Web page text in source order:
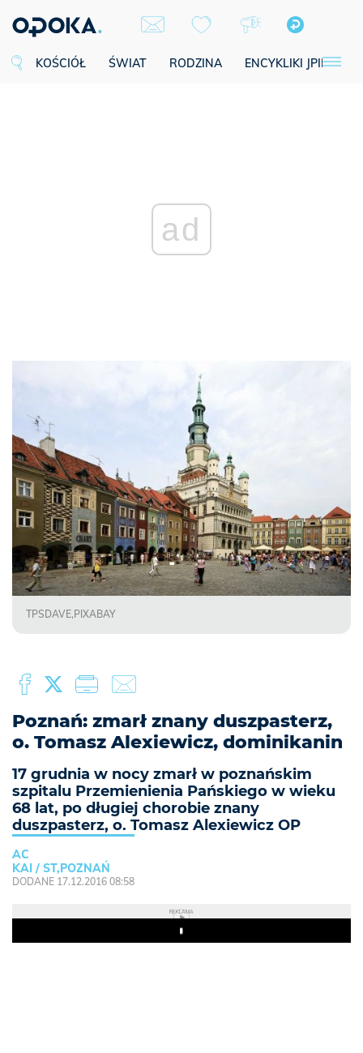
KOŚCIÓŁ ŚWIAT RODZINA ENCYKLIKI JPII
ad
TPSDAVE,PIXABAY
Poznań: zmarł znany duszpasterz,
o. Tomasz Alexiewicz, dominikanin
17 grudnia w nocy zmarł w poznańskim
szpitalu Przemienienia Pańskiego w wieku
68 lat, po długiej chorobie znany
duszpasterz, o. Tomasz Alexiewicz OP
AC
KAI / ST,POZNAŃ
DODANE 17.12.2016 08:58
REKLAMA
Play